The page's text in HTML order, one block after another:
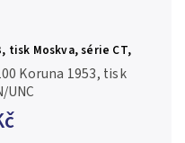
tisk Moskva, série CT,
Koruna 1953, tisk